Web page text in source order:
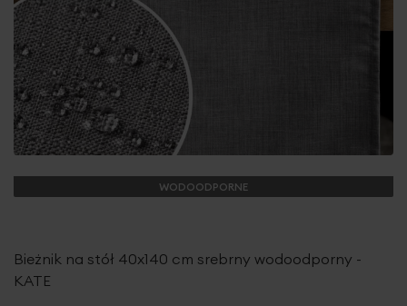
WODOODPORNE
Bieżnik na stół 40x140 cm srebrny wodoodporny -
KATE